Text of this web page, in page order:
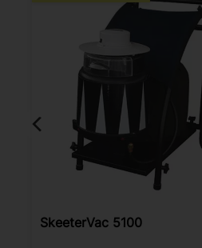
SkeeterVac 5100